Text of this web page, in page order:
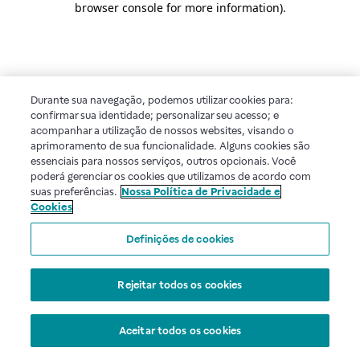
browser console for more information).
Durante sua navegação, podemos utilizar cookies para:
confirmar sua identidade; personalizar seu acesso; e
acompanhar a utilização de nossos websites, visando o
aprimoramento de sua funcionalidade. Alguns cookies são
essenciais para nossos serviços, outros opcionais. Você
poderá gerenciar os cookies que utilizamos de acordo com
suas preferências. Nossa Política de Privacidade e
Cookies
Definições de cookies
Rejeitar todos os cookies
Aceitar todos os cookies